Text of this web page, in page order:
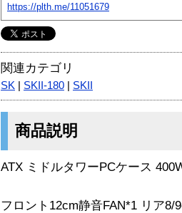
https://plth.me/11051679
関連カテゴリ
SK SKII-180 SKII
商品説明
ATX ミドルタワーPCケース
フロント12cm静音FAN*1 リア8/